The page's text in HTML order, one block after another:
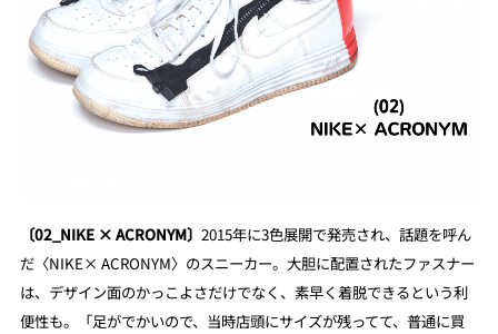
〔02_NIKE × ACRONYM〕 2015年に3色展開で発売され、話題を呼ん
だ〈NIKE× ACRONYM〉のスニーカー。大胆に配置されたファスナー
は、デザイン面のかっこよさだけでなく、素早く着脱できるという利
便性も。「足がでかいので、当時店頭にサイズが残ってて、普通に買